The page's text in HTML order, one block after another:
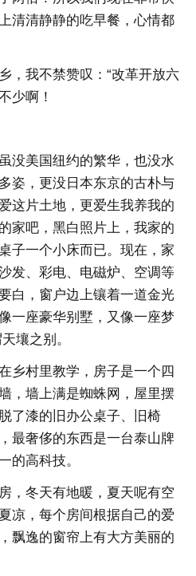
清清静静的吃早餐，心情都
，我不禁赞叹：“改革开放六
少啊！
没美国纽约的繁华，也没水
姿，更没日本东京的古朴与
这片土地，更爱生我养我的
吧，黑白照片上，我家的
子一个小床而已。现在，家
发、彩电、电磁炉、空调等
，窗户边上镶着一道金光
一座豪华别墅，又像一座梦
壤之别。
乡村里教学，房子是一个四
，墙上满是蜘蛛网，屋里摆
了漆的旧办公桌子、旧椅
最奢侈的东西是一台泰山牌
的高科技。
，冬天有地暖，夏天呢有空
凉，每个房间根据自己的爱
飘逸的窗帘上有大方美丽的